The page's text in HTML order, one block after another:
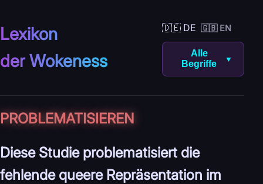
Lexikon
der Wokeness
🇩🇪 DE 🇬🇧 EN
Alle
Begriffe
▼
PROBLEMATISIEREN
Diese Studie problematisiert die
fehlende queere Repräsentation im